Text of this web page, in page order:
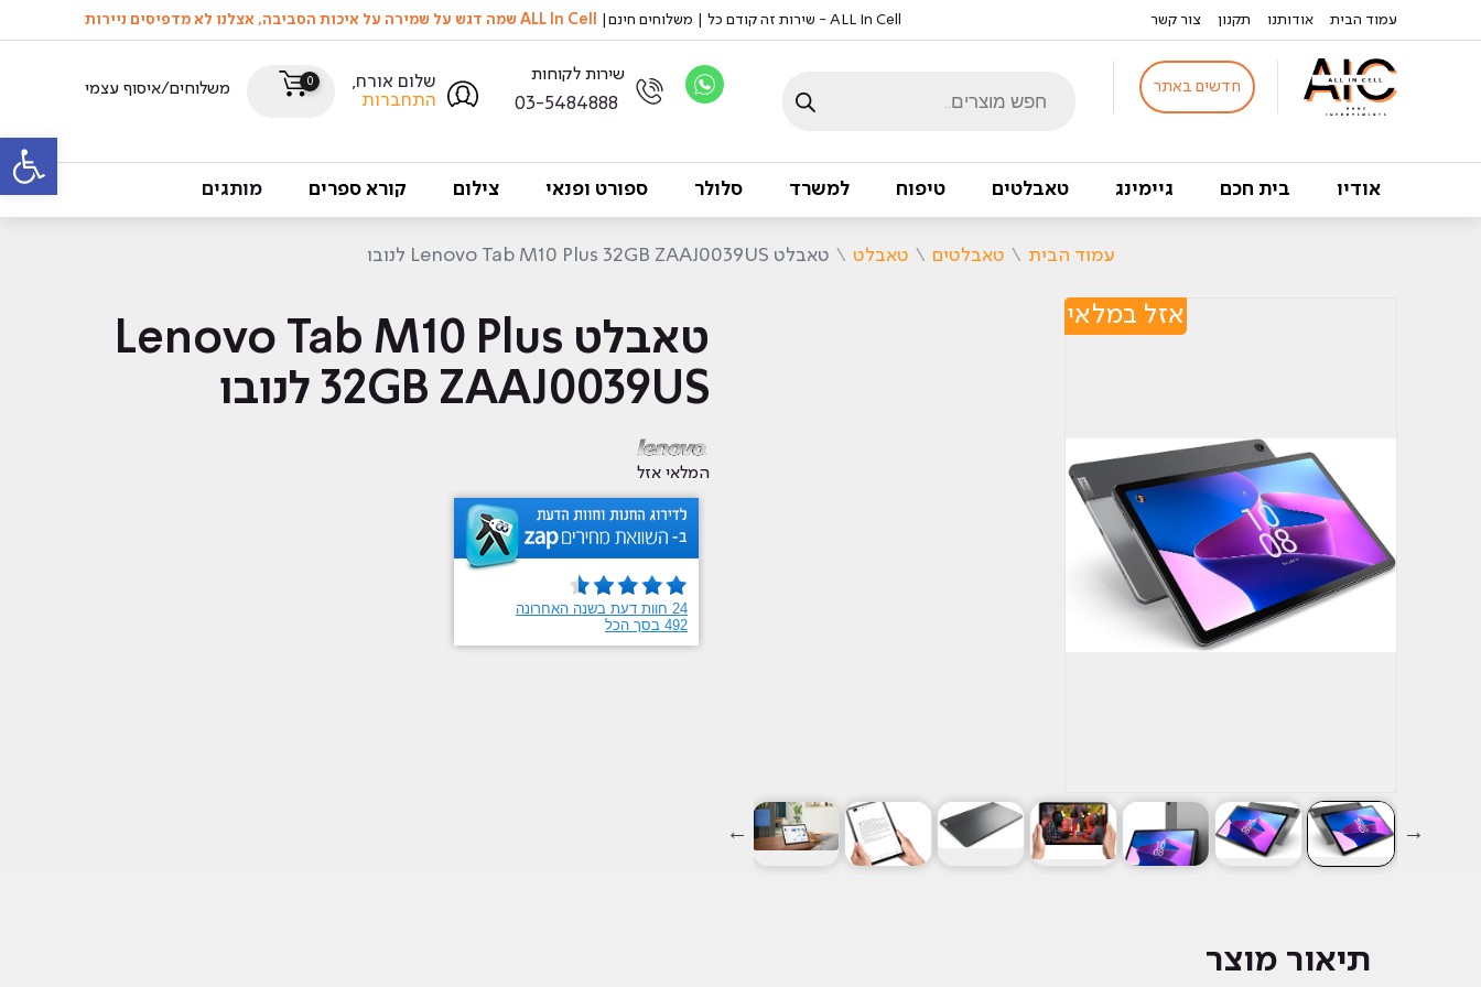
פתח
עמוד הבית אודותנו תקנון צור קשר ALL In Cell - שירות זה קודם כל | משלוחים חינם| ALL In Cell שמה דגש על שמירה על איכות הסביבה, אצלנו לא מדפיסים ניירות
חדשים באתר
search
שירות לקוחות
03-5484888
שלום אורח,
התחברות
0 משלוחים/איסוף עצמי
אודיו בית חכם גיימינג טאבלטים טיפוח למשרד סלולר ספורט ופנאי צילום קורא ספרים מותגים
עמוד הבית \ טאבלטים \ טאבלט \ טאבלט Lenovo Tab M10 Plus 32GB ZAAJ0039US לנובו
טאבלט Lenovo Tab M10 Plus
32GB ZAAJ0039US לנובו
המלאי אזל
אזל במלאי
תיאור מוצר